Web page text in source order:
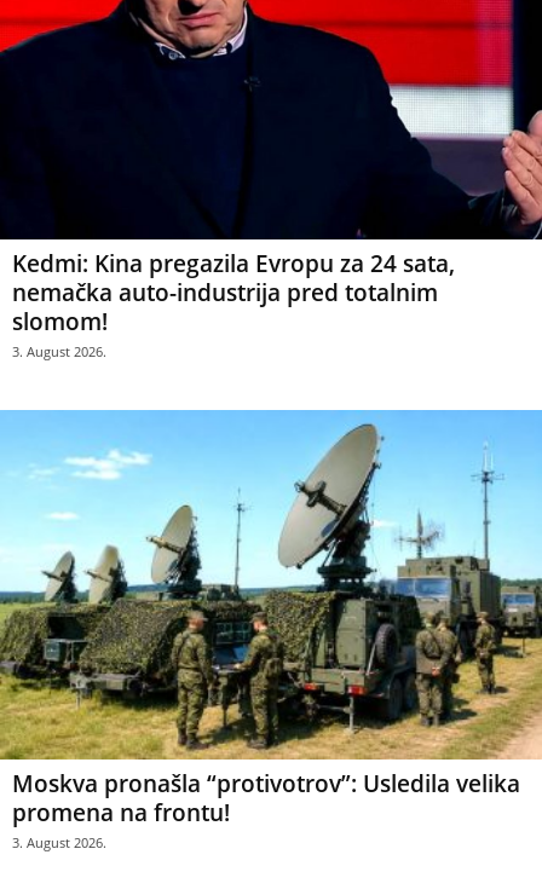
Kedmi: Kina pregazila Evropu za 24 sata,
nemačka auto-industrija pred totalnim
slomom!
3. August 2026.
Moskva pronašla “protivotrov”: Usledila velika
promena na frontu!
3. August 2026.